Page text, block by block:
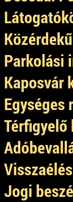
Parkolási
Kaposvár
Egységes
Térfigyelő
Jogi